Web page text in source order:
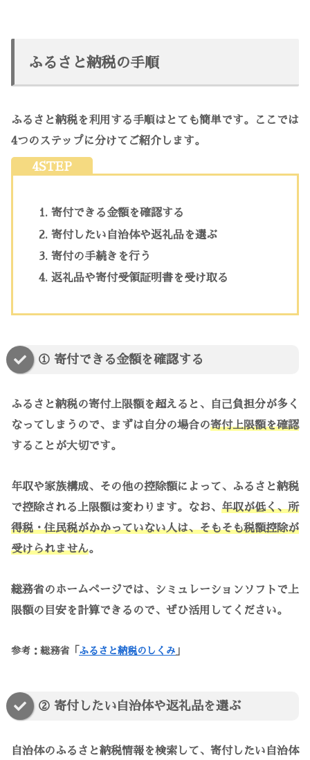
ふるさと納税の手順
ふるさと納税を利用する手順はとても簡単です。ここでは
4つのステップに分けてご紹介します。
4STEP
寄付できる金額を確認する
寄付したい自治体や返礼品を選ぶ
寄付の手続きを行う
返礼品や寄付受領証明書を受け取る
① 寄付できる金額を確認する
ふるさと納税の寄付上限額を超えると、自己負担分が多く
なってしまうので、まずは自分の場合の寄付上限額を確認
することが大切です。
年収や家族構成、その他の控除額によって、ふるさと納税
で控除される上限額は変わります。なお、 年収が低く、所
得税・住民税がかかっていない人は、そもそも税額控除が
受けられません。
総務省のホームページでは、シミュレーションソフトで上
限額の目安を計算できるので、ぜひ活用してください。
参考：総務省「 ふるさと納税のしくみ
② 寄付したい自治体や返礼品を選ぶ
自治体のふるさと納税情報を検索して、寄付したい自治体